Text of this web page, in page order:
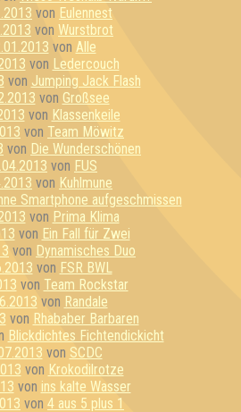
von Eulennest
von Wurstbrot
von Alle
von Ledercouch
von Jumping Jack Flash
von Großsee
von Klassenkeile
von Team Möwitz
von Die Wunderschönen
von FUS
von Kuhlmune
Smartphone aufgeschmissen
von Prima Klima
von Ein Fall für Zwei
von Dynamisches Duo
von FSR BWL
von Team Rockstar
von Randale
von Rhababer Barbaren
Blickdichtes Fichtendickicht
von SCDC
von Krokodilrotze
von ins kalte Wasser
von 4 aus 5 plus 1